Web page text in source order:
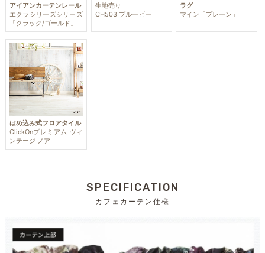
アイアンカーテンレール
エクラシリーズシリーズ
「クラック/ゴールド」
生地売り
CH503 ブルービー
ラグ
マイン「プレーン」
はめ込み式フロアタイル
ClickOnプレミアム ヴィ
ンテージ ノア
SPECIFICATION
カフェカーテン仕様